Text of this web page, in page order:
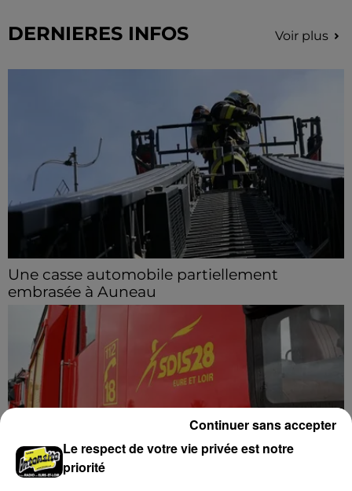
DERNIERES INFOS Voir plus
Une casse automobile partiellement
embrasée à Auneau
« chômage technique pour neuf personnes » après le
sinistre, qui a également fait un blessé.
Le respect de votre vie privée est notre
priorité
Continuer sans accepter